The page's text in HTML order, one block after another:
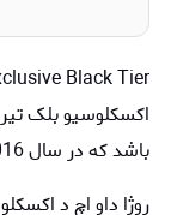
Black Tier -
اکسکلوسیو بلک تیر
باشد که در سال 2016 به بازار عرضه شده است .
روژا داو اچ د